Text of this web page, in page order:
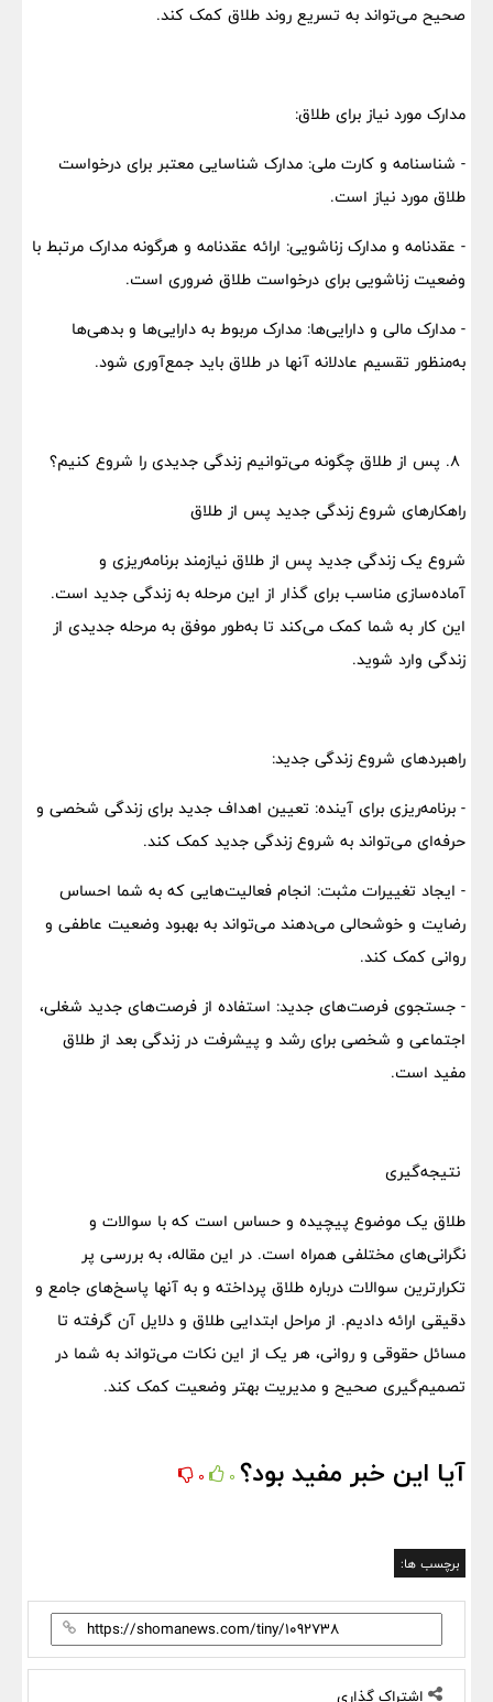
صحیح می‌تواند به تسریع روند طلاق کمک کند.
مدارک مورد نیاز برای طلاق:
- شناسنامه و کارت ملی: مدارک شناسایی معتبر برای درخواست
طلاق مورد نیاز است.
- عقدنامه و مدارک زناشویی: ارائه عقدنامه و هرگونه مدارک مرتبط با
وضعیت زناشویی برای درخواست طلاق ضروری است.
- مدارک مالی و دارایی‌ها: مدارک مربوط به دارایی‌ها و بدهی‌ها
به‌منظور تقسیم عادلانه آنها در طلاق باید جمع‌آوری شود.
راهکارهای شروع زندگی جدید پس از طلاق
شروع یک زندگی جدید پس از طلاق نیازمند برنامه‌ریزی و
آماده‌سازی مناسب برای گذار از این مرحله به زندگی جدید است.
این کار به شما کمک می‌کند تا به‌طور موفق به مرحله جدیدی از
زندگی وارد شوید.
راهبردهای شروع زندگی جدید:
- برنامه‌ریزی برای آینده: تعیین اهداف جدید برای زندگی شخصی و
حرفه‌ای می‌تواند به شروع زندگی جدید کمک کند.
- ایجاد تغییرات مثبت: انجام فعالیت‌هایی که به شما احساس
رضایت و خوشحالی می‌دهند می‌تواند به بهبود وضعیت عاطفی و
روانی کمک کند.
- جستجوی فرصت‌های جدید: استفاده از فرصت‌های جدید شغلی،
اجتماعی و شخصی برای رشد و پیشرفت در زندگی بعد از طلاق
مفید است.
نتیجه‌گیری
طلاق یک موضوع پیچیده و حساس است که با سوالات و
نگرانی‌های مختلفی همراه است. در این مقاله، به بررسی پر
تکرارترین سوالات درباره طلاق پرداخته و به آنها پاسخ‌های جامع و
دقیقی ارائه دادیم. از مراحل ابتدایی طلاق و دلایل آن گرفته تا
مسائل حقوقی و روانی، هر یک از این نکات می‌تواند به شما در
تصمیم‌گیری صحیح و مدیریت بهتر وضعیت کمک کند.
آیا این خبر مفید بود؟ 0
0
برچسب ها: